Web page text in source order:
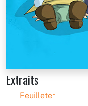
Extraits
Feuilleter